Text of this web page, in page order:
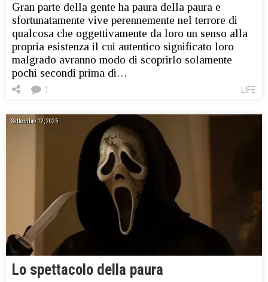
Gran parte della gente ha paura della paura e
sfortunatamente vive perennemente nel terrore di
qualcosa che oggettivamente da loro un senso alla
propria esistenza il cui autentico significato loro
malgrado avranno modo di scoprirlo solamente
pochi secondi prima di…
LIFE
1
Settembre 12, 2025
Lo spettacolo della paura